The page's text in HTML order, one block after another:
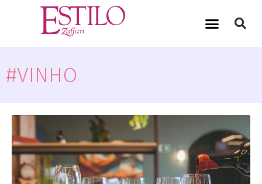
#VINHO